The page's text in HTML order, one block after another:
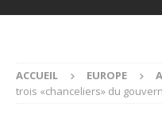
ACCUEIL EUROPE
trois «chanceliers» du